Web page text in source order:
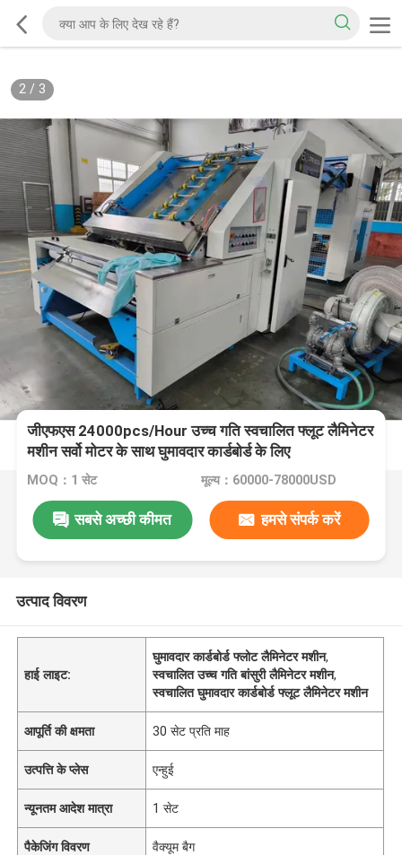
2/ 3
जीएफएस 24000pcs/Hour उच्च गति स्वचालित फ्लूट लैमिनेटर
मशीन सर्वो मोटर के साथ घुमावदार कार्डबोर्ड के लिए
MOQ：1 सेट मूल्य：60000-78000USD
सबसे अच्छी कीमत हमसे संपर्क करें
उत्पाद विवरण
हाई लाइट:
घुमावदार कार्डबोर्ड फ्लोट लैमिनेटर मशीन,
स्वचालित उच्च गति बांसुरी लैमिनेटर मशीन,
स्वचालित घुमावदार कार्डबोर्ड फ्लूट लैमिनेटर मशीन
आपूर्ति की क्षमता 30 सेट प्रति माह
उत्पत्ति के प्लेस एन्हुई
न्यूनतम आदेश मात्रा 1 सेट
पैकेजिंग विवरण वैक्यूम बैग